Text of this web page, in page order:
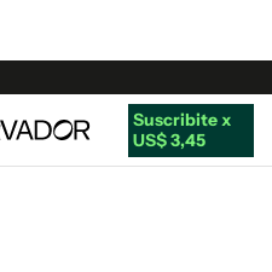
Suscribite x
US$ 3,45